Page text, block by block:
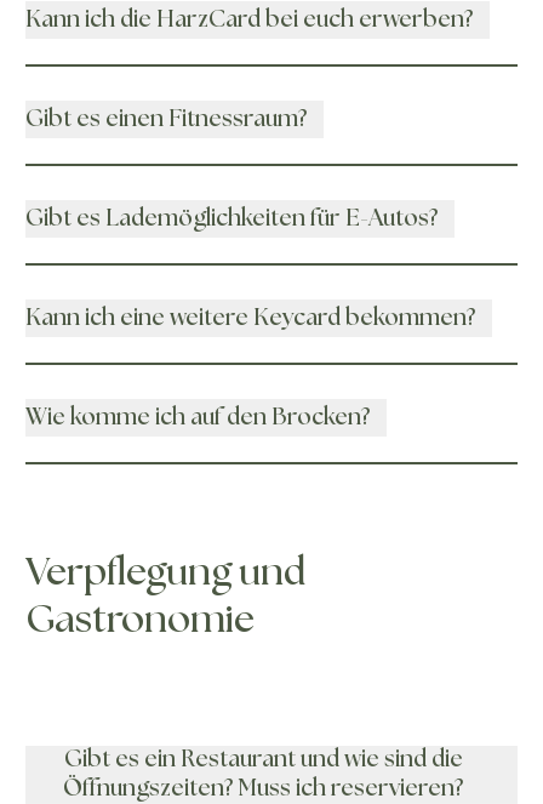
Kann ich die HarzCard bei euch erwerben?
Gibt es einen Fitnessraum?
Gibt es Lademöglichkeiten für E-Autos?
Kann ich eine weitere Keycard bekommen?
Wie komme ich auf den Brocken?
Verpflegung und
Gastronomie
Gibt es ein Restaurant und wie sind die
Öffnungszeiten? Muss ich reservieren?